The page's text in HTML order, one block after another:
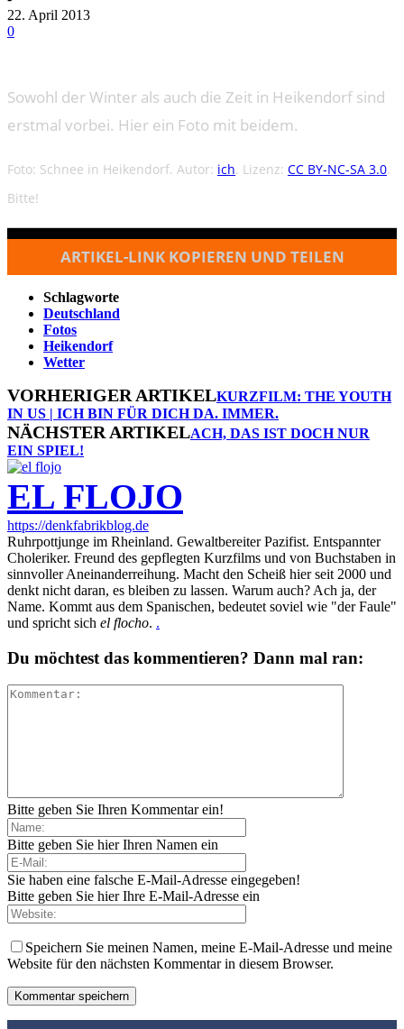
22. April 2013
0
Sowohl der Winter als auch die Zeit in Heikendorf sind
erstmal vorbei. Hier ein Foto mit beidem.
Foto: Schnee in Heikendorf. Autor: ich. Lizenz: CC BY-NC-SA 3.0.
Bitte!
ARTIKEL-LINK KOPIEREN UND TEILEN
Schlagworte
Deutschland
Fotos
Heikendorf
Wetter
VORHERIGER ARTIKELKURZFILM: THE YOUTH
IN US | ICH BIN FÜR DICH DA. IMMER.
NÄCHSTER ARTIKELACH, DAS IST DOCH NUR
EIN SPIEL!
EL FLOJO
https://denkfabrikblog.de
Ruhrpottjunge im Rheinland. Gewaltbereiter Pazifist. Entspannter
Choleriker. Freund des gepflegten Kurzfilms und von Buchstaben in
sinnvoller Aneinanderreihung. Macht den Scheiß hier seit 2000 und
denkt nicht daran, es bleiben zu lassen. Warum auch? Ach ja, der
Name. Kommt aus dem Spanischen, bedeutet soviel wie "der Faule"
und spricht sich el flocho. .
Du möchtest das kommentieren? Dann mal ran:
Bitte geben Sie Ihren Kommentar ein!
Bitte geben Sie hier Ihren Namen ein
Sie haben eine falsche E-Mail-Adresse eingegeben!
Bitte geben Sie hier Ihre E-Mail-Adresse ein
Speichern Sie meinen Namen, meine E-Mail-Adresse und meine
Website für den nächsten Kommentar in diesem Browser.